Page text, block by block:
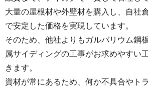
大量の屋根材や外壁材を購入し、自社
で安定した価格を実現しています。
そのため、他社よりもガルバリウム鋼
属サイディングの工事がお求めやすい
きます。
資材が常にあるため、何か不具合やト